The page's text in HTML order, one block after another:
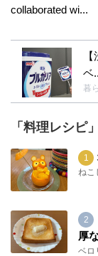
collaborated wi...
ベ
暮
「料理レシピ
ねこ
厚
ベロ